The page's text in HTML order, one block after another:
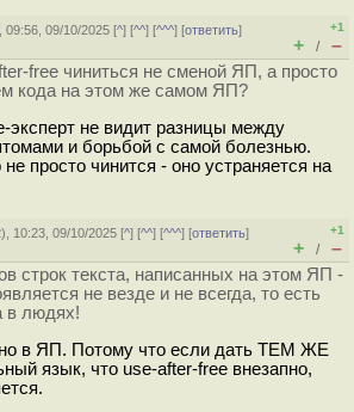
09:56, 09/10/2025 [^] [^^] [^^^] [ответить]
+1
+ / –
free чиниться не сменой ЯП, а просто
кода на этом же самом ЯП?
эксперт не видит разницы между
и борьбой с самой болезнью.
просто чинится - оно устраняется на
), 10:23, 09/10/2025 [^] [^^] [^^^] [ответить]
+1
+ / –
строк текста, написанных на этом ЯП -
не везде и не всегда, то есть
в людях!
в ЯП. Потому что если дать ТЕМ ЖЕ
язык, что use-after-free внезапно,